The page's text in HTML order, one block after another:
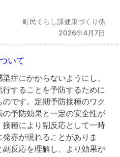
町民くらし課健康づくり係
2026年4月7日
いて
症にかからないようにし、
することを予防するために
です。定期予防接種のワク
予防効果と一定の安全性が
種により副反応として一時
赤が現れることがありま
反応を理解し、より効果が